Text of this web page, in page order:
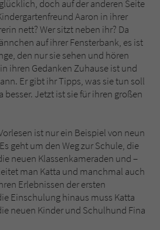
doch auf der anderen Seite
Aaron in ihrer
nett? Wer sitzt neben ihr? Da
auf ihrer Fensterbank, es ist
den nur sie sehen und hören
ihren Gedanken Zuhause ist und
Er gibt ihr Tipps, was sie tun soll
besser. Jetzt ist sie für ihren großen
ist nur ein Beispiel von neun
geht um den Weg zur Schule, die
neuen Klassenkameraden und –
man Katta und manchmal auch
Erlebnissen der ersten
Einschulung hinaus muss Katta
neuen Kinder und Schulhund Fina
des Kontaktformulars zu